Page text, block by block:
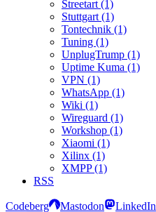
Streetart (1)
Stuttgart (1)
Tontechnik (1)
Tuning (1)
UnplugTrump (1)
Uptime Kuma (1)
VPN (1)
WhatsApp (1)
Wiki (1)
Wireguard (1)
Workshop (1)
Xiaomi (1)
Xilinx (1)
XMPP (1)
RSS
Codeberg Mastodon LinkedIn